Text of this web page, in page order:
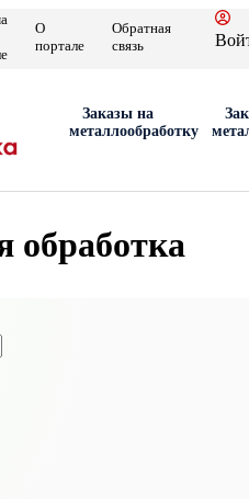
О
портале
Обратная
связь
Заказы на
металлообработку
обработка